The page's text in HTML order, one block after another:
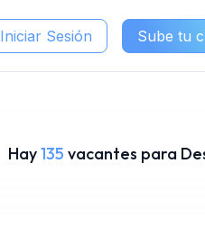
Iniciar Sesión Sube tu
Hay135 vacantes para